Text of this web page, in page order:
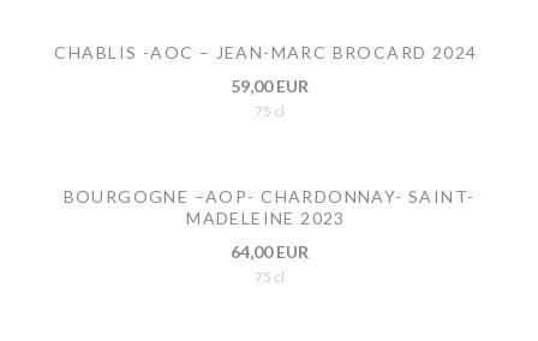
CHABLIS -AOC – JEAN-MARC BROCARD 2024
59,00 EUR
75 cl
BOURGOGNE –AOP- CHARDONNAY- SAINT-
MADELEINE 2023
64,00 EUR
75 cl